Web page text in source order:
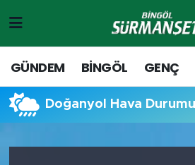
GÜNDEM BİNGÖL GENÇ
Doğanyol Hava Durumu
Genç
Solhan
Merkez Hava Durumu
Merkez Trafik Yoğunluk